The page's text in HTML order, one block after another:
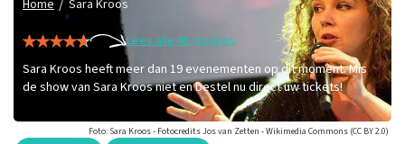
Home
Sara Kroos
Lees alle 46 reviews
Sara Kroos heeft meer dan 19 evenementen op dit moment. Mis
de show van Sara Kroos niet en bestel nu direct uw tickets!
Foto: Sara Kroos - Fotocredits Jos van Zetten - Wikimedia Commons (CC BY 2.0)